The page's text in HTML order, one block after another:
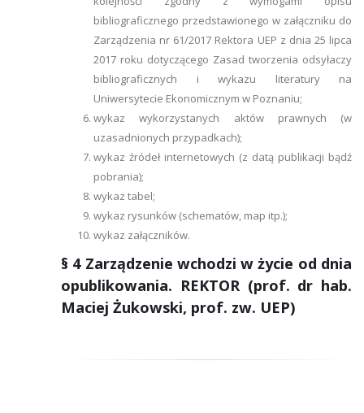
bibliograficznego przedstawionego w załączniku do
Zarządzenia nr 61/2017 Rektora UEP z dnia 25 lipca
2017 roku dotyczącego Zasad tworzenia odsyłaczy
bibliograficznych i wykazu literatury na
Uniwersytecie Ekonomicznym w Poznaniu;
wykaz wykorzystanych aktów prawnych (w
uzasadnionych przypadkach);
wykaz źródeł internetowych (z datą publikacji bądź
pobrania);
wykaz tabel;
wykaz rysunków (schematów, map itp.);
wykaz załączników.
§ 4 Zarządzenie wchodzi w życie od dnia
opublikowania. REKTOR (prof. dr hab.
Maciej Żukowski, prof. zw. UEP)